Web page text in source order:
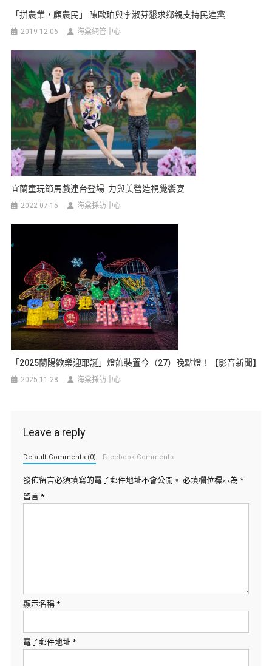
「拼農業，顧農民」 陳歐珀與李淑芬懇求鄉親支持民進黨
2019-12-06 海棠網管中心
宜蘭童玩節馬戲連台登場 力與美營造視覺饗宴
2022-07-15 海棠採訪中心
「2025蘭陽歡樂迎耶誕」燈飾裝置今（27）晚點燈！【影音新聞】
2025-11-28 海棠採訪中心
Leave a reply
Default Comments (0) Facebook Comments
發佈留言必須填寫的電子郵件地址不會公開。 必填欄位標示為 *
留言 *
顯示名稱 *
電子郵件地址 *